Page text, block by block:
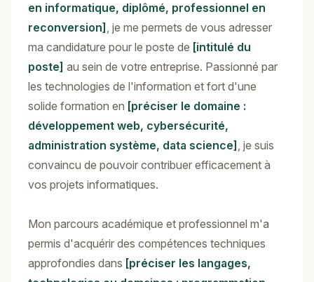
en informatique, diplômé, professionnel en
reconversion] , je me permets de vous adresser
ma candidature pour le poste de [intitulé du
poste] au sein de votre entreprise. Passionné par
les technologies de l'information et fort d'une
solide formation en [préciser le domaine :
développement web, cybersécurité,
administration système, data science] , je suis
convaincu de pouvoir contribuer efficacement à
vos projets informatiques.
Mon parcours académique et professionnel m'a
permis d'acquérir des compétences techniques
approfondies dans [préciser les langages,